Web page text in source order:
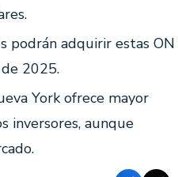
podrán adquirir estas ON
2025.
York ofrece mayor
inversores, aunque